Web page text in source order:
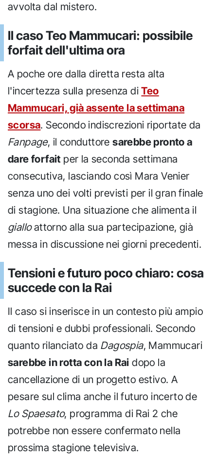
avvolta dal mistero.
Il caso Teo Mammucari: possibile
forfait dell'ultima ora
A poche ore dalla diretta resta alta
l'incertezza sulla presenza diTeo
Mammucari, già assente la settimana
scorsa. Secondo indiscrezioni riportate da
Fanpage, il conduttoresarebbe pronto a
dare forfait per la seconda settimana
consecutiva, lasciando così Mara Venier
senza uno dei volti previsti per il gran finale
di stagione. Una situazione che alimenta il
gialloattorno alla sua partecipazione, già
messa in discussione nei giorni precedenti.
Tensioni e futuro poco chiaro: cosa
succede con la Rai
Il caso si inserisce in un contesto più ampio
di tensioni e dubbi professionali. Secondo
quanto rilanciato da Dagospia, Mammucari
sarebbe in rotta con la Rai dopo la
cancellazione di un progetto estivo. A
pesare sul clima anche il futuro incerto de
Lo Spaesato, programma di Rai 2 che
potrebbe non essere confermato nella
prossima stagione televisiva.